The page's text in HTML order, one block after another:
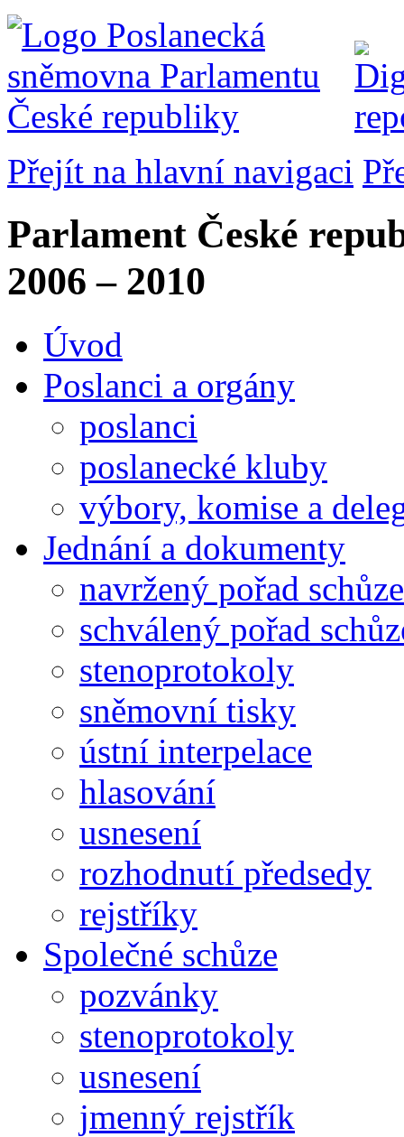
Přejít na hlavní navigaci
Parlament České
2006 – 2010
Úvod
Poslanci a orgány
poslanci
poslanecké kluby
výbory, komise a
Jednání a dokumenty
navržený pořad schůze
schválený pořad
stenoprotokoly
sněmovní tisky
ústní interpelace
hlasování
usnesení
rozhodnutí předsedy
rejstříky
Společné schůze
pozvánky
stenoprotokoly
usnesení
jmenný rejstřík